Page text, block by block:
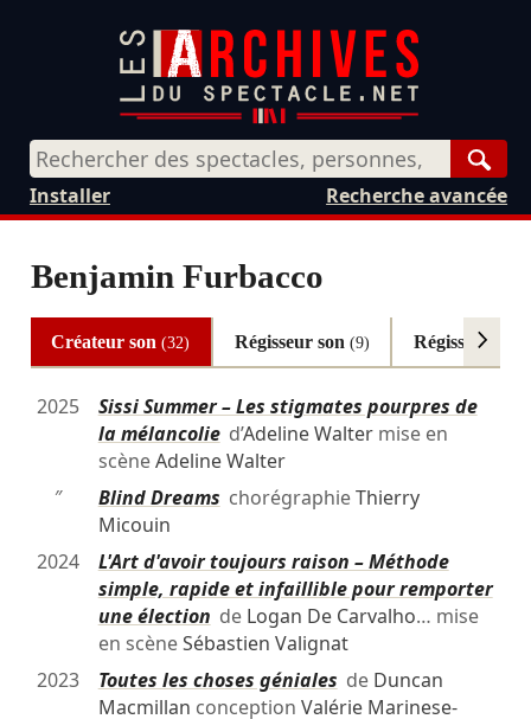
Recherche avancée
Installer
Benjamin Furbacco
Créateur son(32) Régisseur son (9) Régisseur
2025
Sissi Summer – Les stigmates pourpres de
la mélancolied’Adeline Waltermise en
scèneAdeline Walter
″
Blind Dreams chorégraphieThierry
Micouin
2024
L'Art d'avoir toujours raison – Méthode
simple, rapide et infaillible pour remporter
une élection de Logan De Carvalho… mise
en scèneSébastien Valignat
2023
Toutes les choses géniales de Duncan
Macmillan conception Valérie Marinese-